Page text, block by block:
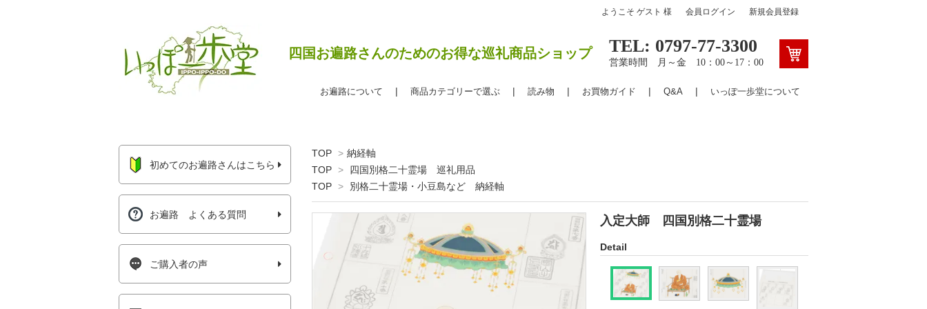
ようこそ ゲスト 様 会員ログイン 新規会員登録
四国お遍路さんのためのお得な巡礼商品ショップ TEL: 0797-77-3300
営業時間 月～金 10：00～17：00
お遍路について 商品カテゴリーで選ぶ 読み物 お買物ガイド Q&A いっぽ一歩堂について
TOP > 納経軸
TOP >
四国別格二十霊場 巡礼用品
TOP > 別格二十霊場・小豆島など 納経軸
入定大師 四国別格二十霊場
Detail
初めてのお遍路さんはこちら
お遍路 よくある質問
ご購入者の声